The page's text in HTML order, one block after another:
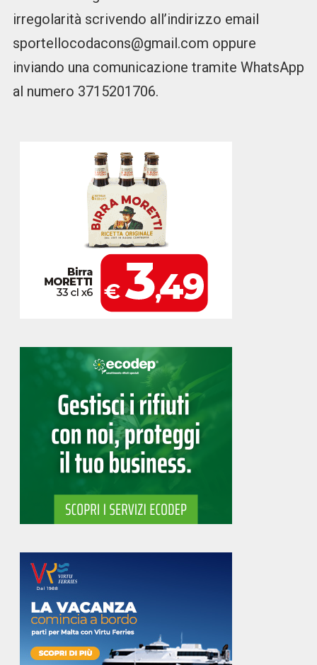
irregolarità scrivendo all’indirizzo email
sportellocodacons@gmail.com oppure
inviando una comunicazione tramite WhatsApp
al numero 3715201706.